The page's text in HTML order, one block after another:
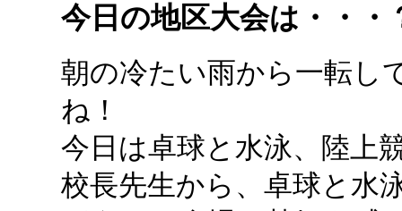
今日の地区大会は・・・
朝の冷たい雨から一転し
ね！
今日は卓球と水泳、陸上
校長先生から、卓球と水